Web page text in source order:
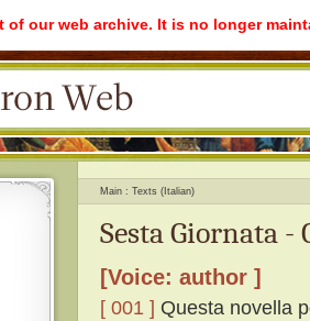
of our web archive. It is no longer
Main Texts (Italian)
Sesta Giornata -
[Voice: author ]
[ 001 ] Questa novella